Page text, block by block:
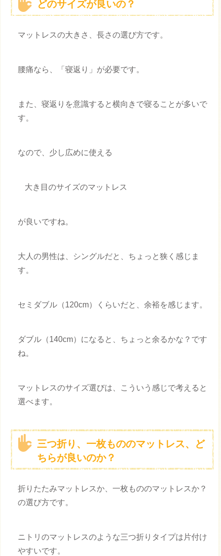
どのサイズが良いの？
マットレスの大きさ、長さの選び方です。
腰痛なら、「寝返り」が必要です。
また、寝返りを意識すると横向きで寝ることが多いで
す。
なので、少し広めに使える
大き目のサイズのマットレス
が良いですね。
大人の男性は、シングルだと、ちょっと狭く感じま
す。
セミダブル（120cm）くらいだと、余裕を感じます。
ダブル（140cm）になると、ちょっと余るかな？です
ね。
マットレスのサイズ選びは、こういう感じで考えると
選べます。
三つ折り、一枚もののマットレス、ど
ちらが良いのか？
折りたたみマットレスか、一枚もののマットレスか？
の選び方です。
ニトリのマットレスのような三つ折りタイプは片付け
やすいです。